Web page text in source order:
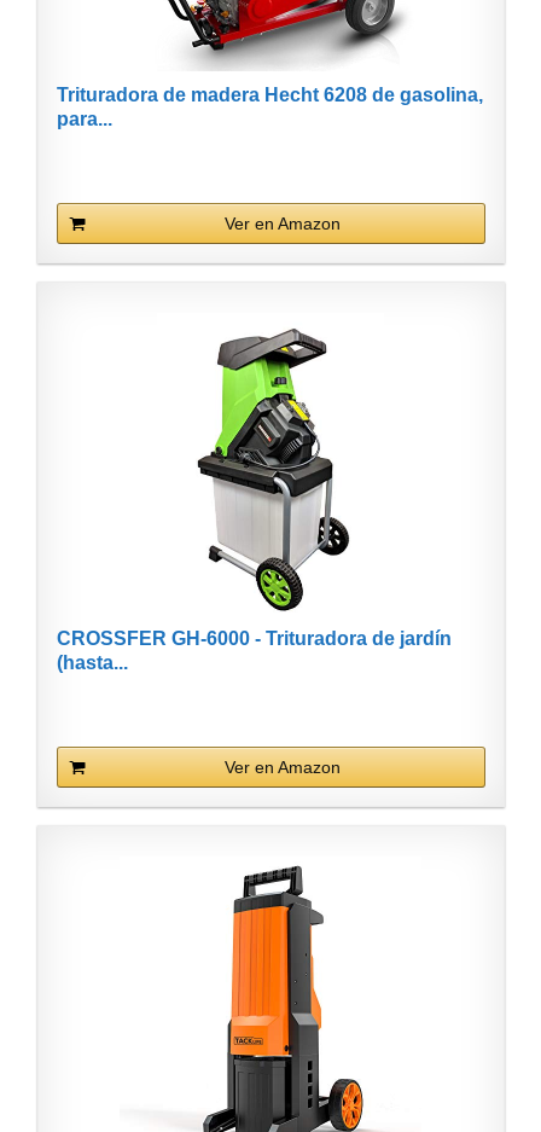
Trituradora de madera Hecht 6208 de gasolina,
para...
Ver en Amazon
CROSSFER GH-6000 - Trituradora de jardín
(hasta...
Ver en Amazon